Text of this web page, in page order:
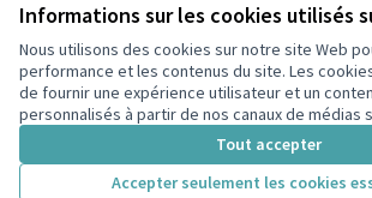
Informations sur les cookies utilisés
Nous utilisons des cookies sur notre site Web
performance et les contenus du site. Les
de fournir une expérience utilisateur et un
personnalisés à partir de nos canaux de médias
Tout accepter
Accepter seulement les cookies
Les mieux notésLes plus récents
Les plus
anciens
créez un compte
commentaire.